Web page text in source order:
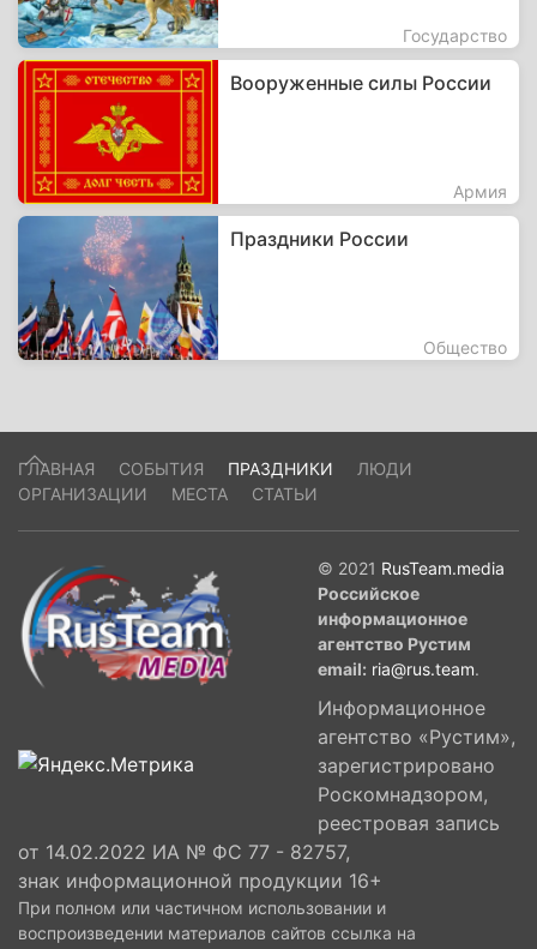
Государство
Вооруженные силы России
Армия
Праздники России
Общество
ГЛАВНАЯ СОБЫТИЯ ПРАЗДНИКИ
ЛЮДИ
ОРГАНИЗАЦИИ
МЕСТА СТАТЬИ
© 2021 RusTeam.media
Российское
информационное
агентство Рустим
email: ria@rus.team.
Информационное
агентство «Рустим»,
зарегистрировано
Роскомнадзором,
реестровая запись
от 14.02.2022 ИА № ФС 77 - 82757,
знак информационной продукции 16+
При полном или частичном использовании и
воспроизведении материалов сайтов ссылка на